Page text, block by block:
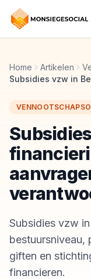
Home Artikelen
Subsidies vzw
bestuursniveau,
giften en
financieren.